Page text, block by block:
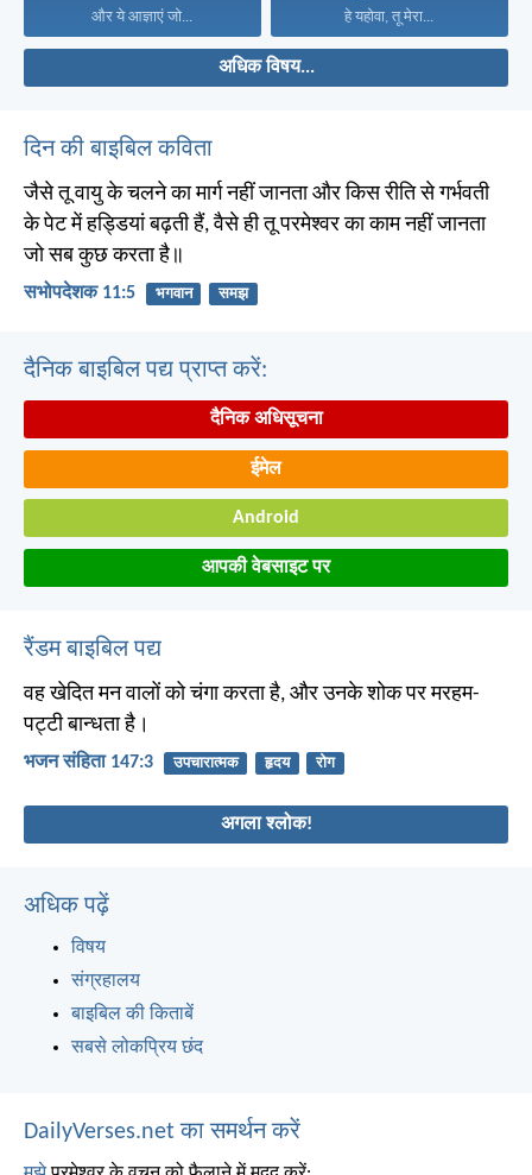
और ये आज्ञाएं जो... हे यहोवा, तू मेरा...
अधिक विषय...
दिन की बाइबिल कविता
जैसे तू वायु के चलने का मार्ग नहीं जानता और किस रीति से गर्भवती
के पेट में हड्डियां बढ़ती हैं, वैसे ही तू परमेश्वर का काम नहीं जानता
जो सब कुछ करता है॥
सभोपदेशक 11:5 भगवान समझ
दैनिक बाइबिल पद्य प्राप्त करें:
दैनिक अधिसूचना
ईमेल
Android
आपकी वेबसाइट पर
रैंडम बाइबिल पद्य
वह खेदित मन वालों को चंगा करता है, और उनके शोक पर मरहम-
पट्टी बान्धता है।
भजन संहिता 147:3 उपचारात्मक हृदय रोग
अगला श्लोक!
अधिक पढ़ें
विषय
संग्रहालय
बाइबिल की किताबें
सबसे लोकप्रिय छंद
DailyVerses.net का समर्थन करें